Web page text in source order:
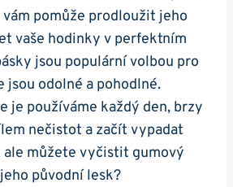
pomůže prodloužit ⁤jeho
vaše hodinky⁢ v perfektním
jsou populární volbou pro
jsou ‍odolné a pohodlné.
je používáme každý den, brzy
nečistot a začít vypadat
ale můžete vyčistit⁣ gumový
původní lesk?